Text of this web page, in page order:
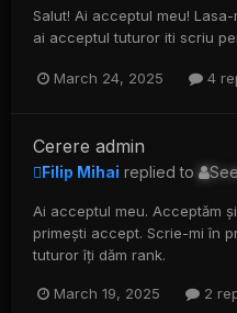
Salut! Ai acceptul meu!
ai acceptul tuturor iti scriu
March 24, 2025 4
Cerere admin
Filip Mihai replied to
Ai acceptul meu. Acceptăm
primești accept. Scrie-mi în
tuturor îți dăm rank.
March 19, 2025 2